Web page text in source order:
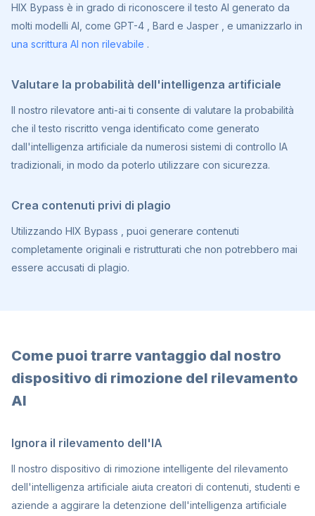
HIX Bypass è in grado di riconoscere il testo AI generato da
molti modelli AI, come GPT-4 , Bard e Jasper , e umanizzarlo in
una scrittura AI non rilevabile .
Valutare la probabilità dell'intelligenza artificiale
Il nostro rilevatore anti-ai ti consente di valutare la probabilità
che il testo riscritto venga identificato come generato
dall'intelligenza artificiale da numerosi sistemi di controllo IA
tradizionali, in modo da poterlo utilizzare con sicurezza.
Crea contenuti privi di plagio
Utilizzando HIX Bypass , puoi generare contenuti
completamente originali e ristrutturati che non potrebbero mai
essere accusati di plagio.
Come puoi trarre vantaggio dal nostro
dispositivo di rimozione del rilevamento
AI
Ignora il rilevamento dell'IA
Il nostro dispositivo di rimozione intelligente del rilevamento
dell'intelligenza artificiale aiuta creatori di contenuti, studenti e
aziende a aggirare la detenzione dell'intelligenza artificiale